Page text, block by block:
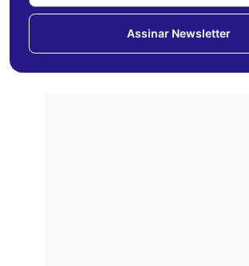
Assinar Newsletter